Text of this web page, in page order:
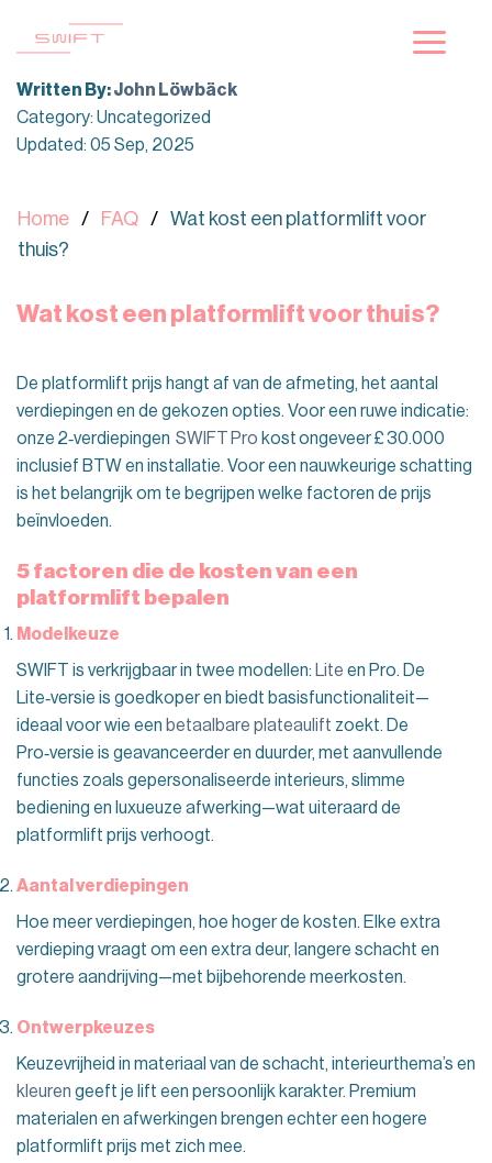
Written By:John Löwbäck
Category: Uncategorized
Updated: 05 Sep, 2025
Home FAQ
Wat kost een platformlift voor
thuis?
Wat kost een platformlift voor thuis?
De platformlift prijs hangt af van de afmeting, het aantal
verdiepingen en de gekozen opties. Voor een ruwe indicatie:
onze 2‑verdiepingen SWIFT Pro kost ongeveer £ 30.000
inclusief BTW en installatie. Voor een nauwkeurige schatting
is het belangrijk om te begrijpen welke factoren de prijs
beïnvloeden.
5 factoren die de kosten van een
platformlift bepalen
Modelkeuze
SWIFT is verkrijgbaar in twee modellen: Lite en Pro. De
Lite‑versie is goedkoper en biedt basisfunctionaliteit—
ideaal voor wie een betaalbare plateaulift zoekt. De
Pro‑versie is geavanceerder en duurder, met aanvullende
functies zoals gepersonaliseerde interieurs, slimme
bediening en luxueuze afwerking—wat uiteraard de
platformlift prijs verhoogt.
Aantal verdiepingen
Hoe meer verdiepingen, hoe hoger de kosten. Elke extra
verdieping vraagt om een extra deur, langere schacht en
grotere aandrijving—met bijbehorende meerkosten.
Ontwerpkeuzes
Keuzevrijheid in materiaal van de schacht, interieurthema’s en
kleuren geeft je lift een persoonlijk karakter. Premium
materialen en afwerkingen brengen echter een hogere
platformlift prijs met zich mee.